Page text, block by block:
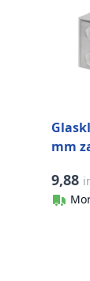
mm
9,88